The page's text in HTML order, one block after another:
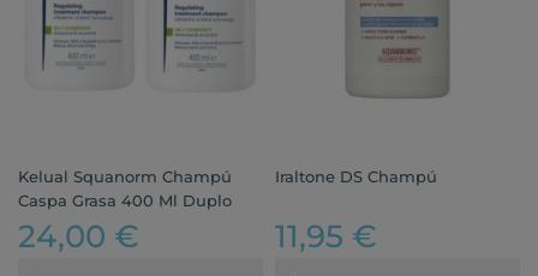
Kelual Squanorm Champú
Caspa Grasa 400 Ml Duplo
24,00 €
Iraltone DS Champú
11,95 €